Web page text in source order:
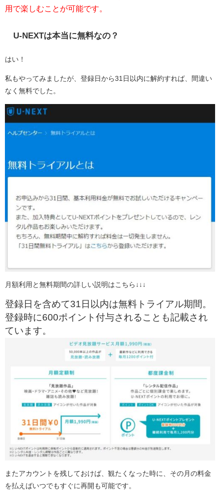
用で楽しむことが可能です。
U-NEXTは本当に無料なの？
はい！
私もやってみましたが、登録日から31日以内に解約すれば、間違い
なく無料でした。
月額利用と無料期間の詳しい説明はこちら↓↓↓
登録日を含めて31日以内は無料トライアル期間。
登録時に600ポイント付与されることも記載され
ています。
またアカウントを残しておけば、観たくなった時に、その月の料金
を払えばいつでもすぐに再開も可能です。